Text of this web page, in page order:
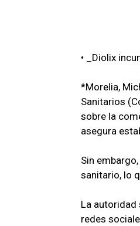
• _Diolix
*Morelia,
Sanitarios
sobre la
asegura
Sin
sanitario, lo
La
redes